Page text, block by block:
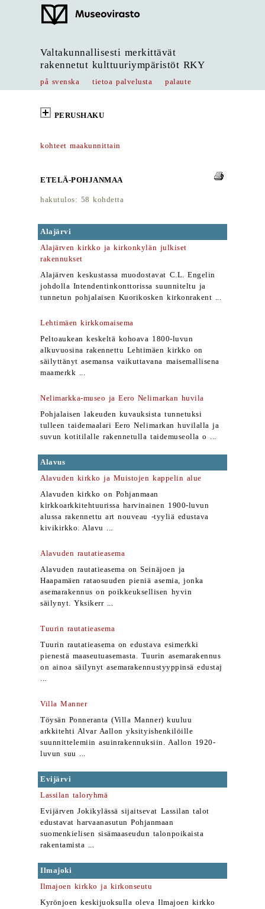
Valtakunnallisesti merkittävät
rakennetut kulttuuriympäristöt RKY
på svenska tietoa palvelusta palaute
PERUSHAKU
kohteet maakunnittain
ETELÄ-POHJANMAA
hakutulos: 58 kohdetta
Alajärvi
Alajärven kirkko ja kirkonkylän julkiset
rakennukset
Alajärven keskustassa muodostavat C.L. Engelin
johdolla Intendentinkonttorissa suunniteltu ja
tunnetun pohjalaisen Kuorikosken kirkonrakent ...
Lehtimäen kirkkomaisema
Peltoaukean keskeltä kohoava 1800-luvun
alkuvuosina rakennettu Lehtimäen kirkko on
säilyttänyt asemansa vaikuttavana maisemallisena
maamerkk ...
Nelimarkka-museo ja Eero Nelimarkan huvila
Pohjalaisen lakeuden kuvauksista tunnetuksi
tulleen taidemaalari Eero Nelimarkan huvilalla ja
suvun kotitilalle rakennetulla taidemuseolla o ...
Alavus
Alavuden kirkko ja Muistojen kappelin alue
Alavuden kirkko on Pohjanmaan
kirkkoarkkitehtuurissa harvinainen 1900-luvun
alussa rakennettu art nouveau -tyyliä edustava
kivikirkko. Alavu ...
Alavuden rautatieasema
Alavuden rautatieasema on Seinäjoen ja
Haapamäen rataosuuden pieniä asemia, jonka
asemarakennus on poikkeuksellisen hyvin
säilynyt. Yksikerr ...
Tuurin rautatieasema
Tuurin rautatieasema on edustava esimerkki
pienestä maaseutuasemasta. Tuurin asemarakennus
on ainoa säilynyt asemarakennustyyppinsä edustaj
...
Villa Manner
Töysän Ponneranta (Villa Manner) kuuluu
arkkitehti Alvar Aallon yksityishenkilöille
suunnittelemiin asuinrakennuksiin. Aallon 1920-
luvun suu ...
Evijärvi
Lassilan taloryhmä
Evijärven Jokikylässä sijaitsevat Lassilan talot
edustavat harvaanasutun Pohjanmaan
suomenkielisen sisämaaseudun talonpoikaista
rakentamista ...
Ilmajoki
Ilmajoen kirkko ja kirkonseutu
Kyrönjoen keskijuoksulla oleva Ilmajoen kirkko